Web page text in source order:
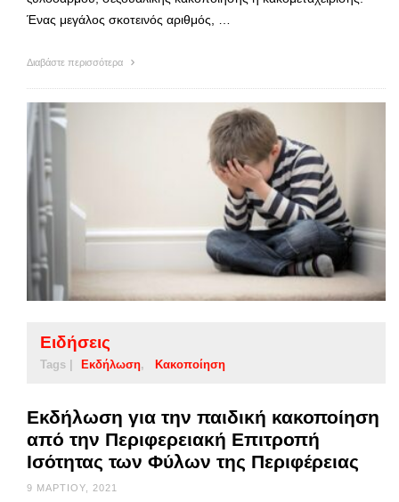
Ένας μεγάλος σκοτεινός αριθμός, …
Διαβάστε περισσότερα
Ειδήσεις
Tags | Εκδήλωση Κακοποίηση
Εκδήλωση για την παιδική κακοποίηση
από την Περιφερειακή Επιτροπή
Ισότητας των Φύλων της Περιφέρειας
9 ΜΑΡΤΊΟΥ, 2021